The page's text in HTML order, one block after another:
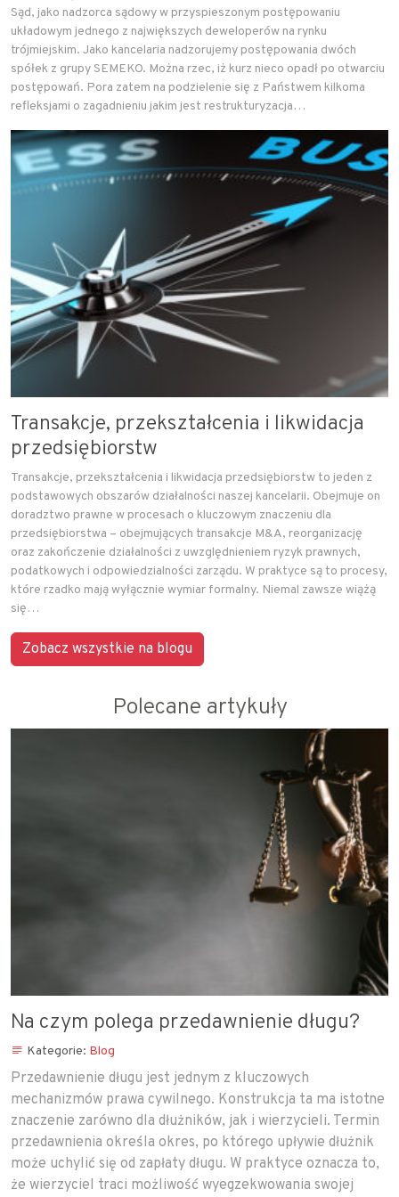
Sąd, jako nadzorca sądowy w przyspieszonym postępowaniu
układowym jednego z największych deweloperów na rynku
trójmiejskim. Jako kancelaria nadzorujemy postępowania dwóch
spółek z grupy SEMEKO. Można rzec, iż kurz nieco opadł po otwarciu
postępowań. Pora zatem na podzielenie się z Państwem kilkoma
refleksjami o zagadnieniu jakim jest restrukturyzacja…
Transakcje, przekształcenia i likwidacja
przedsiębiorstw
Transakcje, przekształcenia i likwidacja przedsiębiorstw to jeden z
podstawowych obszarów działalności naszej kancelarii. Obejmuje on
doradztwo prawne w procesach o kluczowym znaczeniu dla
przedsiębiorstwa – obejmujących transakcje M&A, reorganizację
oraz zakończenie działalności z uwzględnieniem ryzyk prawnych,
podatkowych i odpowiedzialności zarządu. W praktyce są to procesy,
które rzadko mają wyłącznie wymiar formalny. Niemal zawsze wiążą
się…
Zobacz wszystkie na blogu
Polecane artykuły
Na czym polega przedawnienie długu?
Kategorie: Blog
Przedawnienie długu jest jednym z kluczowych
mechanizmów prawa cywilnego. Konstrukcja ta ma istotne
znaczenie zarówno dla dłużników, jak i wierzycieli. Termin
przedawnienia określa okres, po którego upływie dłużnik
może uchylić się od zapłaty długu. W praktyce oznacza to,
że wierzyciel traci możliwość wyegzekwowania swojej